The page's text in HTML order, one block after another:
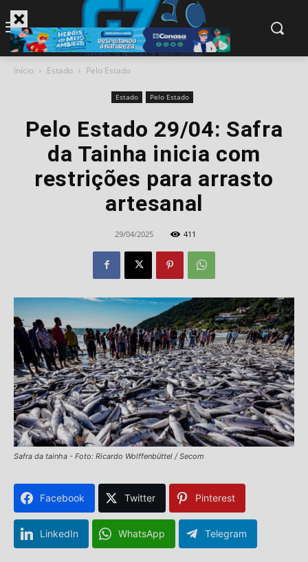
Início Estado Pelo Estado
Estado Pelo Estado
Pelo Estado 29/04: Safra
da Tainha inicia com
restrições para arrasto
artesanal
29/04/2025 411
Safra da tainha - Foto: Ricardo Wolffenbüttel / Secom
Facebook Twitter Pinterest
LinkedIn WhatsApp Telegram
modal-check